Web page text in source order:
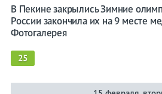
В Пекине закрылись Зимние
России закончила их на 9 месте
Фотогалерея
25